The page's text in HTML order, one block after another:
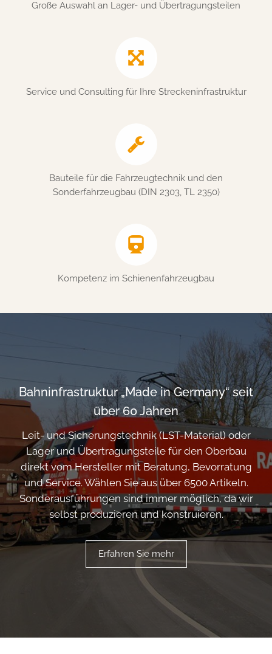
Große Auswahl an Lager- und Übertragungsteilen
Service und Consulting für Ihre Streckeninfrastruktur
Bauteile für die Fahrzeugtechnik und den
Sonderfahrzeugbau (DIN 2303, TL 2350)
Kompetenz im Schienenfahrzeugbau
Bahninfrastruktur „Made in Germany“ seit
über 60 Jahren
Leit- und Sicherungstechnik (LST-Material) oder
Lager und Übertragungsteile für den Oberbau
direkt vom Hersteller mit Beratung, Bevorratung
und Service. Wählen Sie aus über 6500 Artikeln.
Sonderausführungen sind immer möglich, da wir
selbst produzieren und konstruieren.
Erfahren Sie mehr